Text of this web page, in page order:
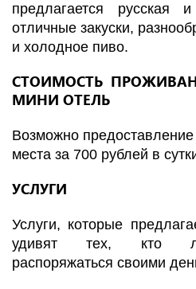
предлагается русская
отличные закуски,
и холодное пиво.
СТОИМОСТЬ
МИНИ ОТЕЛЬ
Возможно
места за 700 рублей в
УСЛУГИ
Услуги, которые
удивят тех, кто
распоряжаться своими